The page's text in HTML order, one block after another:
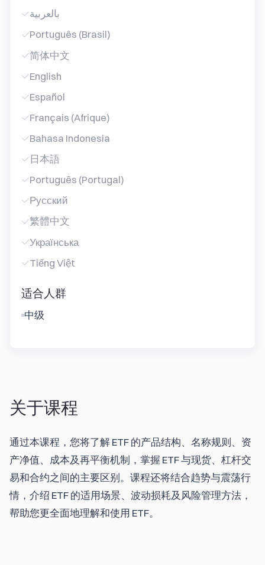
بالعربية
Português (Brasil)
简体中文
English
Español
Français (Afrique)
Bahasa Indonesia
日本語
Português (Portugal)
Русский
繁體中文
Українська
Tiếng Việt
适合人群
中级
关于课程
通过本课程，您将了解 ETF 的产品结构、名称规则、资
产净值、成本及再平衡机制，掌握 ETF 与现货、杠杆交
易和合约之间的主要区别。课程还将结合趋势与震荡行
情，介绍 ETF 的适用场景、波动损耗及风险管理方法，
帮助您更全面地理解和使用 ETF。